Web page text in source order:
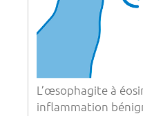
L’œsophagite à
inflammation